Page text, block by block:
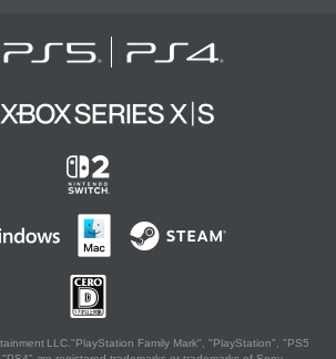
LLC."PlayStation Family Mark", "PlayStation", "PS5